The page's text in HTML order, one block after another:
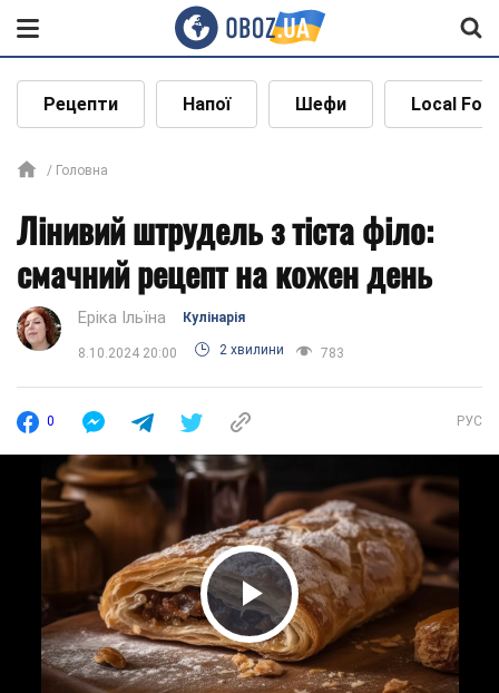
Рецепти Напої Шефи Local
Головна
Лінивий штрудель з тіста філо:
смачний рецепт на кожен день
Еріка Ільїна Кулінарія
8.10.2024 20:00 2 хвилини 783
0 РУС
Play Video